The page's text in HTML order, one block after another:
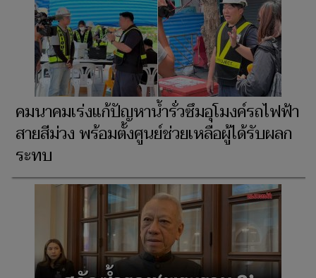
คมนาคมเร่งแก้ปัญหาน้ำรั่วซึมอุโมงค์รถไฟฟ้า
สายสีม่วง พร้อมตั้งศูนย์ช่วยเหลือผู้ได้รับผลก
ระทบ